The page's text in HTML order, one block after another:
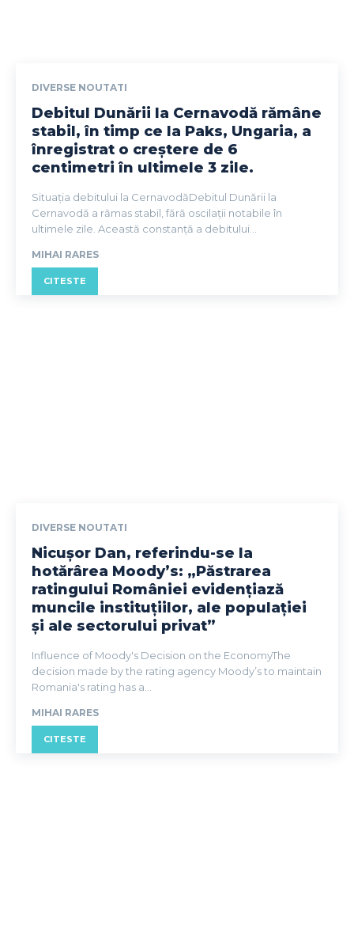
DIVERSE NOUTATI
Debitul Dunării la Cernavodă rămâne
stabil, în timp ce la Paks, Ungaria, a
înregistrat o creștere de 6
centimetri în ultimele 3 zile.
Situația debitului la CernavodăDebitul Dunării la
Cernavodă a rămas stabil, fără oscilații notabile în
ultimele zile. Această constanță a debitului...
MIHAI RARES
CITESTE
DIVERSE NOUTATI
Nicușor Dan, referindu-se la
hotărârea Moody’s: „Păstrarea
ratingului României evidențiază
muncile instituțiilor, ale populației
și ale sectorului privat”
Influence of Moody's Decision on the EconomyThe
decision made by the rating agency Moody’s to maintain
Romania's rating has a...
MIHAI RARES
CITESTE